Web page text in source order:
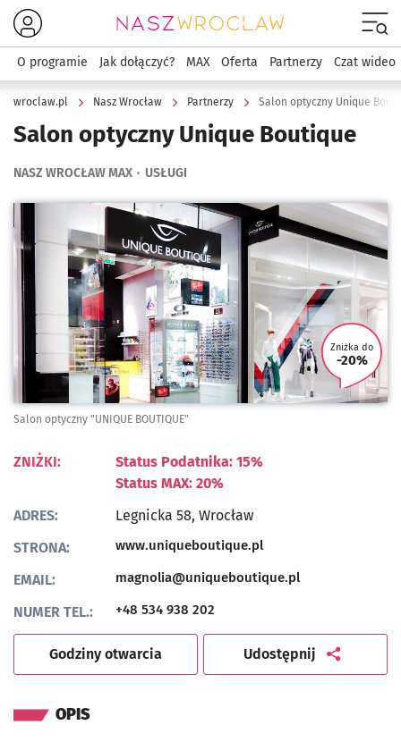
O programie Jak dołączyć? MAX Oferta Partnerzy Czat wideo
wroclaw.pl Nasz Wrocław Partnerzy Salon optyczny Unique
Salon optyczny Unique Boutique
NASZ WROCŁAW MAX USŁUGI
Kliknij, aby powiększyć
U tego
Zniżka do
-20%
Salon optyczny "UNIQUE BOUTIQUE"
ZNIŻKI:
Status Podatnika: 15%
Status MAX: 20%
ADRES:
Legnicka 58, Wrocław
STRONA:
www.uniqueboutique.plOtwiera się w nowej
EMAIL: magnolia@uniqueboutique.pl
NUMER TEL.: +48 534 938 202
Godziny otwarcia Udostępnij artykuł
OPIS